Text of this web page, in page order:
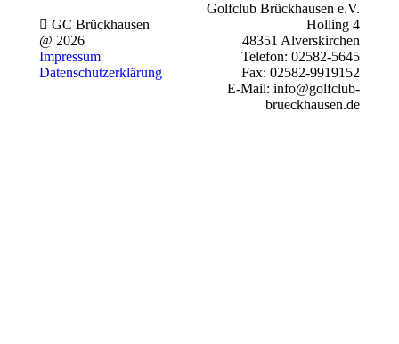
GC Brückhausen
@ 2026
Impressum
Datenschutzerklärung
Golfclub Brückhausen e.V.
Holling 4
48351 Alverskirchen
Telefon: 02582-5645
Fax: 02582-9919152
E-Mail: info@golfclub-
brueckhausen.de